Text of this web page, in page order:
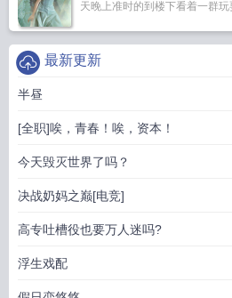
天晚上准时的到楼下看着一群
最新更新
半昼
[全职]唉，青春！唉，资本！
今天毁灭世界了吗？
决战奶妈之巅[电竞]
高专吐槽役也要万人迷吗?
浮生戏配